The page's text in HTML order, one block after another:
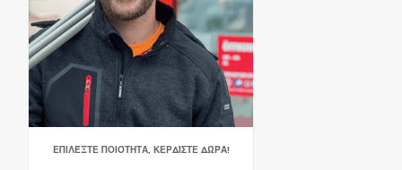
ΕΠΙΛΈΞΤΕ ΠΟΙΌΤΗΤΑ, ΚΕΡΔΊΣΤΕ ΔΏΡΑ!